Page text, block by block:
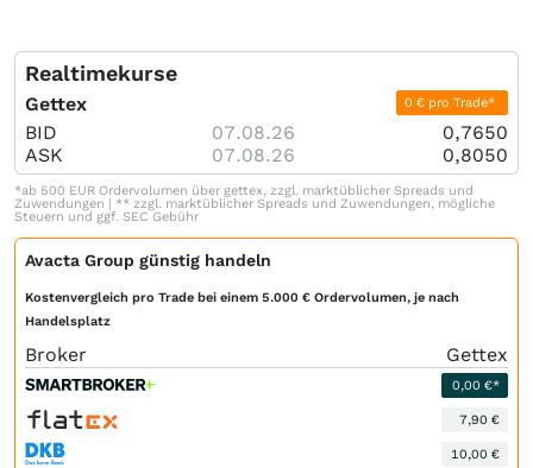
Realtimekurse
Gettex 0 € pro Trade*
BID 07.08.26
0,7650
ASK
07.08.26 0,8050
*ab 500 EUR Ordervolumen über gettex, zzgl. marktüblicher Spreads und
Zuwendungen | ** zzgl. marktüblicher Spreads und Zuwendungen, mögliche
Steuern und ggf. SEC Gebühr
Avacta Group günstig handeln
Kostenvergleich pro Trade bei einem 5.000 € Ordervolumen, je nach
Handelsplatz
Broker Gettex
0,00 €*
7,90 €
10,00 €